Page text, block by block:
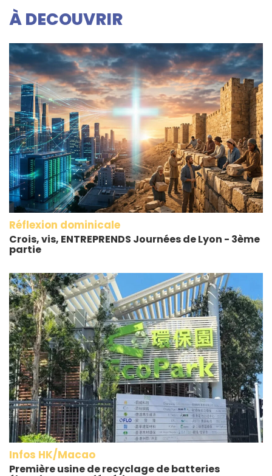
À DECOUVRIR
Réflexion dominicale
Crois, vis, ENTREPRENDS Journées de Lyon - 3ème
partie
Infos HK/Macao
Première usine de recyclage de batteries